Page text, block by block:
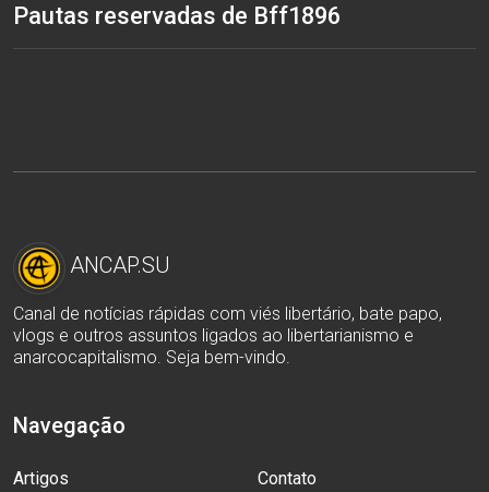
Pautas reservadas de Bff1896
ANCAP.SU
Canal de notícias rápidas com viés libertário, bate papo,
vlogs e outros assuntos ligados ao libertarianismo e
anarcocapitalismo. Seja bem-vindo.
Navegação
Artigos Contato